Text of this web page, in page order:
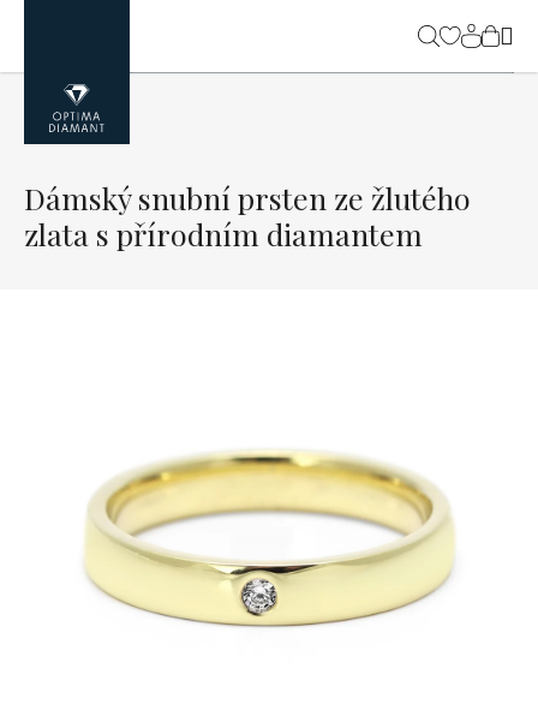
obsah
Dámský snubní prsten ze žlutého
zlata s přírodním diamantem